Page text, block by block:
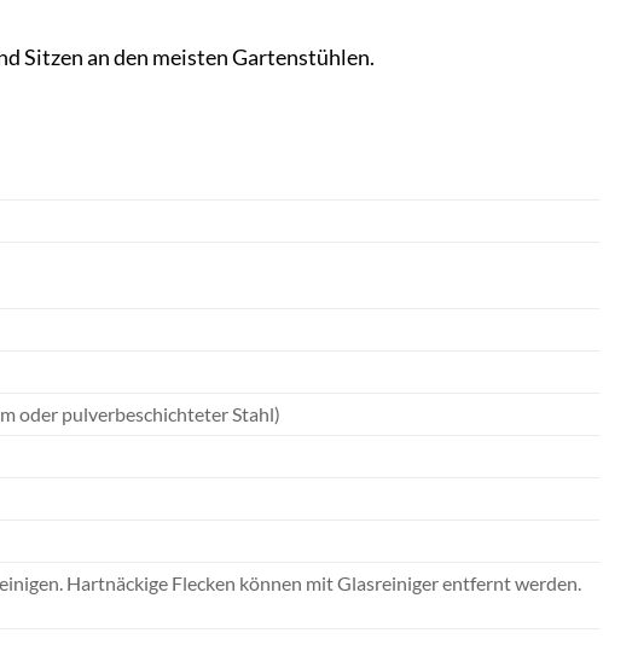
Sitzen an den meisten Gartenstühlen.
oder pulverbeschichteter Stahl)
Hartnäckige Flecken können mit Glasreiniger entfernt werden.